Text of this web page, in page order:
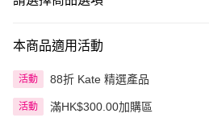
本商品適用活動
活動 88折 Kate 精選產品
活動 滿HK$300.00加購區